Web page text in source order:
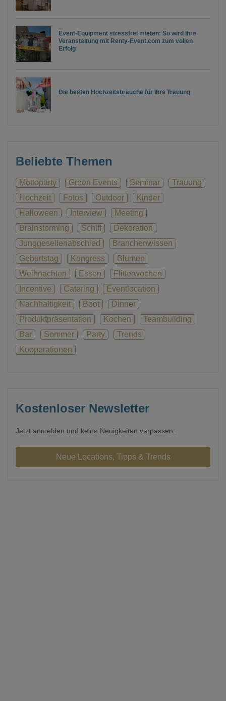
Event-Equipment stressfrei mieten: So wird Ihre
Veranstaltung mit Renty-Event.com zum vollen
Erfolg
Die besten Hochzeitsbräuche für Ihre Trauung
Beliebte Themen
Mottoparty Green Events Seminar
Trauung
Hochzeit
Fotos Outdoor
Kinder
Halloween
Interview
Meeting
Brainstorming
Schiff
Dekoration
Junggesellenabschied
Branchenwissen
Geburtstag
Kongress
Blumen
Weihnachten
Essen
Flitterwochen
Incentive
Catering
Eventlocation
Nachhaltigkeit
Boot
Dinner
Produktpräsentation
Kochen
Teambuilding
Bar
Sommer Party
Trends
Kooperationen
Kostenloser Newsletter
Jetzt anmelden und keine Neuigkeiten verpassen: